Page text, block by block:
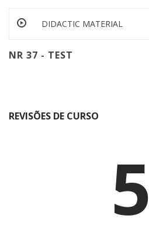
DIDACTIC MATERIAL
NR 37 - TEST
REVISÕES DE CURSO
5